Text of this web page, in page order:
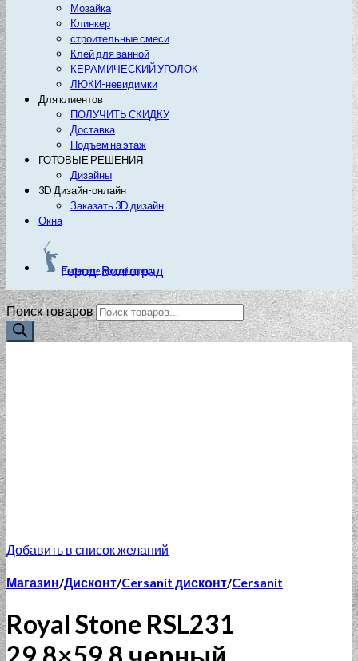
Мозайка
Клинкер
строительные смеси
Клей для ванной
КЕРАМИЧЕСКИЙ УГОЛОК
ЛЮКИ-невидимки
Для клиентов
ПОЛУЧИТЬ СКИДКУ
Доставка
Подъем на этаж
ГОТОВЫЕ РЕШЕНИЯ
Дизайны
3D Дизайн-онлайн
Заказать 3D дизайн
Окна
Город: Волгоград
Выберите другой город
Поиск товаров
Добавить в список желаний
Магазин/Дисконт/Cersanit дисконт/Cersanit
Royal Stone RSL231